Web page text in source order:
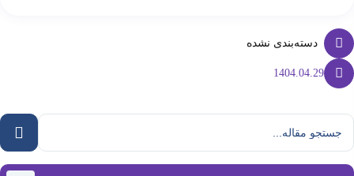
دسته‌بندی نشده
1404.04.29